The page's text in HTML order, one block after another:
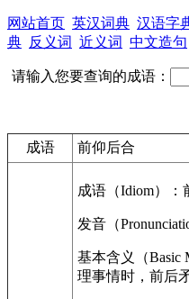
网站首页 英汉词典 汉语字
典 反义词 近义词 中文造句
请输入您要查询的成语：
成语 前仰后合
成语（Idiom）：
发音（
基本含义（Basic
理事情时，前后